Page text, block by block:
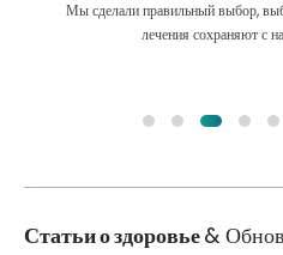
Мы сделали правильный выбор,
лечения сохраняют с
Статьи о здоровье&